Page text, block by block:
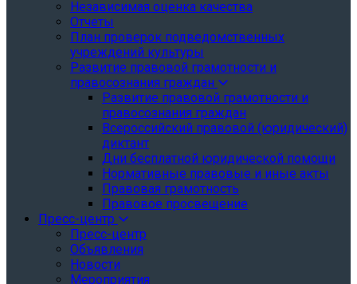
Независимая оценка качества
Отчеты
План проверок подведомственных
учреждений культуры
Развитие правовой грамотности и
правосознания граждан
Развитие правовой грамотности и
правосознания граждан
Всероссийский правовой (юридический)
диктант
Дни бесплатной юридической помощи
Нормативные правовые и иные акты
Правовая грамотность
Правовое просвещение
Пресс-центр
Пресс-центр
Объявления
Новости
Мероприятия